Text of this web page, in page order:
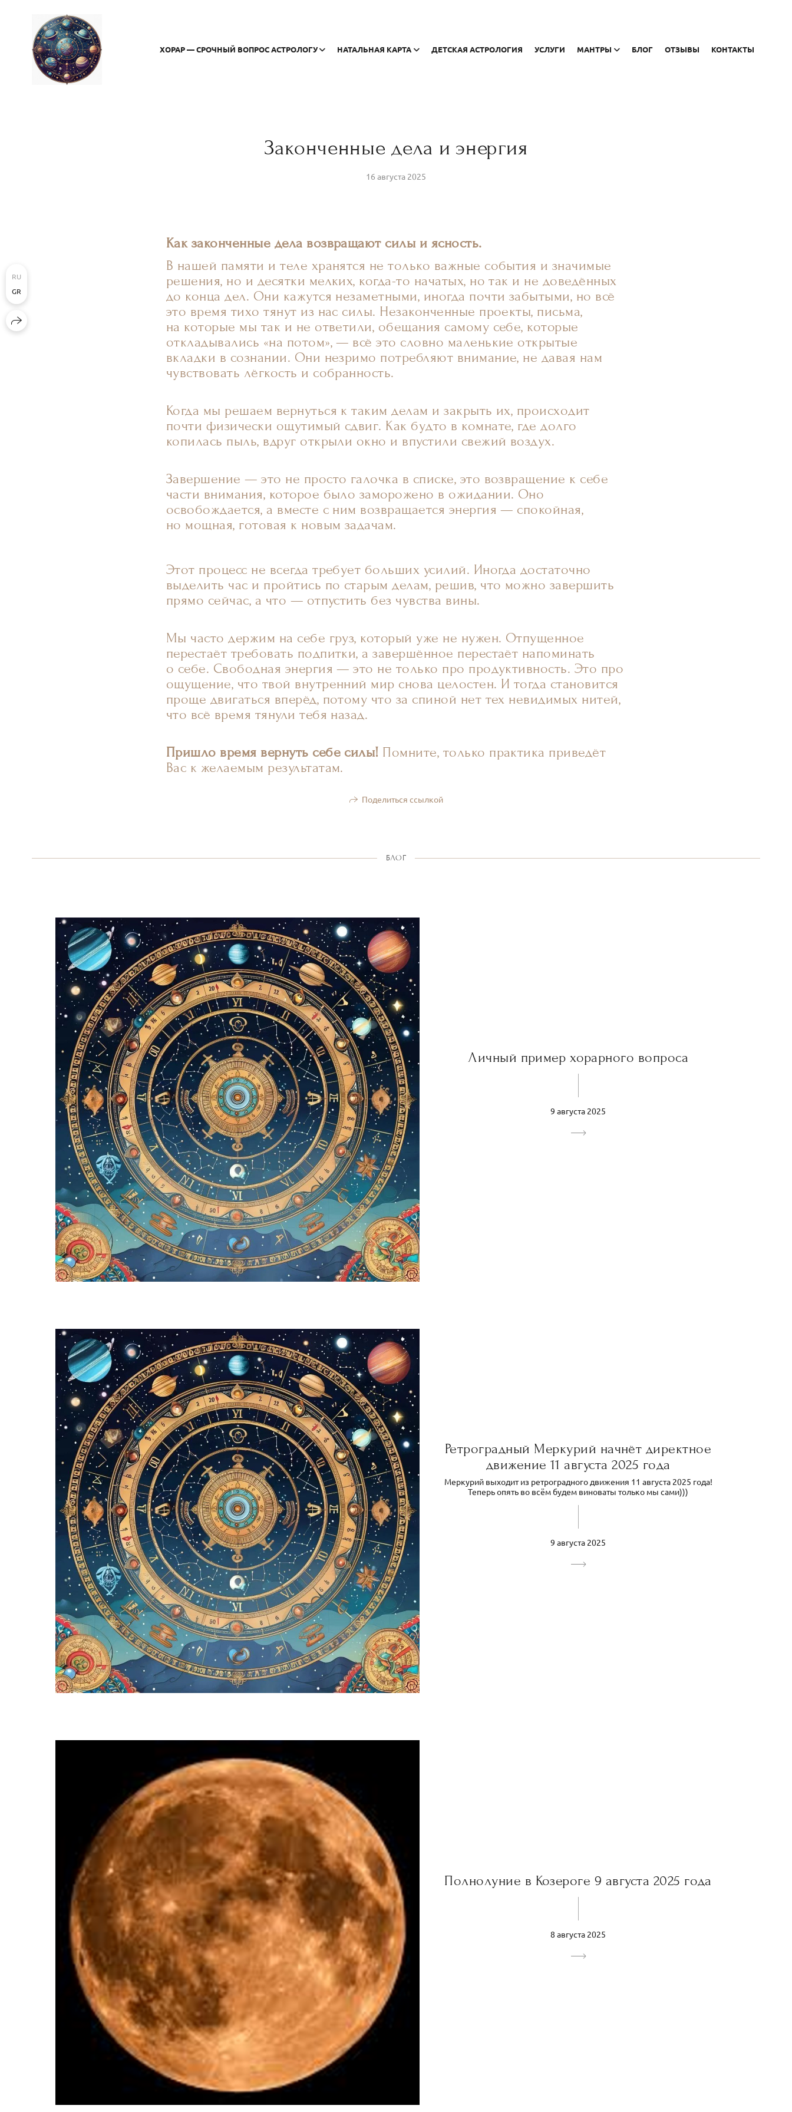
ХОРАР — СРОЧНЫЙ ВОПРОС АСТРОЛОГУ НАТАЛЬНАЯ КАРТА ДЕТСКАЯ АСТРОЛОГИЯ УСЛУГИ МАНТРЫ БЛОГ ОТЗЫВЫ КОНТАКТЫ
Законченные дела и энергия
16 августа 2025
Как законченные дела возвращают силы и ясность.
В нашей памяти и теле хранятся не только важные события и значимые
решения, но и десятки мелких, когда-то начатых, но так и не доведённых
до конца дел. Они кажутся незаметными, иногда почти забытыми, но всё
это время тихо тянут из нас силы. Незаконченные проекты, письма,
на которые мы так и не ответили, обещания самому себе, которые
откладывались «на потом», — всё это словно маленькие открытые
вкладки в сознании. Они незримо потребляют внимание, не давая нам
чувствовать лёгкость и собранность.
Когда мы решаем вернуться к таким делам и закрыть их, происходит
почти физически ощутимый сдвиг. Как будто в комнате, где долго
копилась пыль, вдруг открыли окно и впустили свежий воздух.
Завершение — это не просто галочка в списке, это возвращение к себе
части внимания, которое было заморожено в ожидании. Оно
освобождается, а вместе с ним возвращается энергия — спокойная,
но мощная, готовая к новым задачам.
Этот процесс не всегда требует больших усилий. Иногда достаточно
выделить час и пройтись по старым делам, решив, что можно завершить
прямо сейчас, а что — отпустить без чувства вины.
Мы часто держим на себе груз, который уже не нужен. Отпущенное
перестаёт требовать подпитки, а завершённое перестаёт напоминать
о себе. Свободная энергия — это не только про продуктивность. Это про
ощущение, что твой внутренний мир снова целостен. И тогда становится
проще двигаться вперёд, потому что за спиной нет тех невидимых нитей,
что всё время тянули тебя назад.
Пришло время вернуть себе силы! Помните, только практика приведёт
Вас к желаемым результатам.
Поделиться ссылкой
БЛОГ
Личный пример хорарного вопроса
9 августа 2025
Ретроградный Меркурий начнёт директное
движение 11 августа 2025 года
Меркурий выходит из ретроградного движения 11 августа 2025 года!
Теперь опять во всём будем виноваты только мы сами)))
9 августа 2025
Полнолуние в Козероге 9 августа 2025 года
8 августа 2025
RU
GR